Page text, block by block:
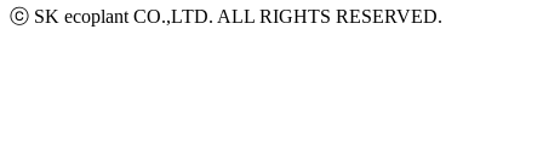
ⓒ SK ecoplant CO.,LTD. ALL RIGHTS RESERVED.